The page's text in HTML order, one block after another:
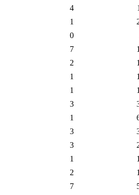
4
1
0
7
2
1
1
3
1
3
3
1
2
7